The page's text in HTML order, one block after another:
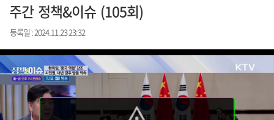
주간 정책&이슈 (105회)
등록일 : 2024.11.23 23:32